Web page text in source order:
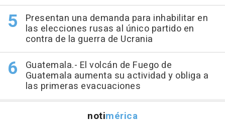
Presentan una demanda para inhabilitar en
las elecciones rusas al único partido en
contra de la guerra de Ucrania
Guatemala.- El volcán de Fuego de
Guatemala aumenta su actividad y obliga a
las primeras evacuaciones
notimérica